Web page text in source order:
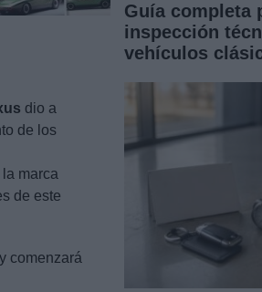
dio a
de los
marca
de este
comenzará
Guía completa
inspección
vehículos